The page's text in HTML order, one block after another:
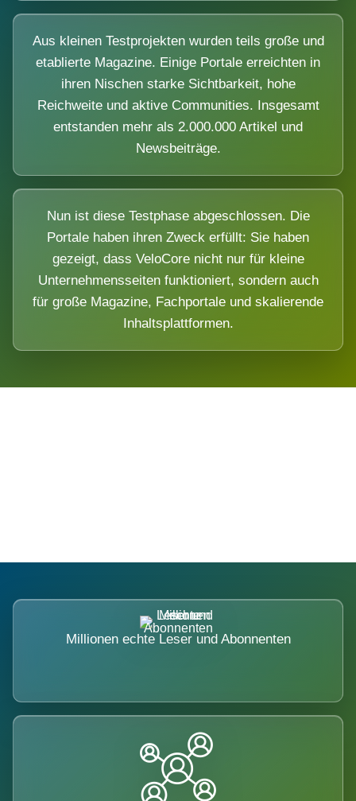
Aus kleinen Testprojekten wurden teils große und
etablierte Magazine. Einige Portale erreichten in
ihren Nischen starke Sichtbarkeit, hohe
Reichweite und aktive Communities. Insgesamt
entstanden mehr als 2.000.000 Artikel und
Newsbeiträge.
Nun ist diese Testphase abgeschlossen. Die
Portale haben ihren Zweck erfüllt: Sie haben
gezeigt, dass VeloCore nicht nur für kleine
Unternehmensseiten funktioniert, sondern auch
für große Magazine, Fachportale und skalierende
Inhaltsplattformen.
Millionen echte Leser und Abonnenten